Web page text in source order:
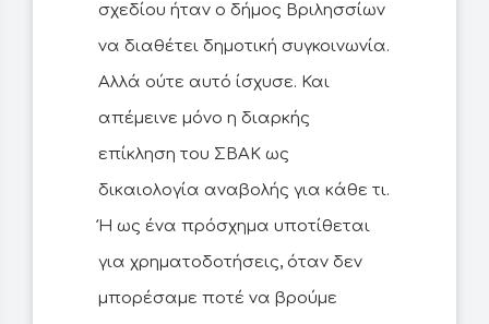
σχεδίου ήταν ο δήμος Βριλησσίων
να διαθέτει δημοτική συγκοινωνία.
Αλλά ούτε αυτό ίσχυσε. Και
απέμεινε μόνο η διαρκής
επίκληση του ΣΒΑΚ ως
δικαιολογία αναβολής για κάθε τι.
Ή ως ένα πρόσχημα υποτίθεται
για χρηματοδοτήσεις, όταν δεν
μπορέσαμε ποτέ να βρούμε